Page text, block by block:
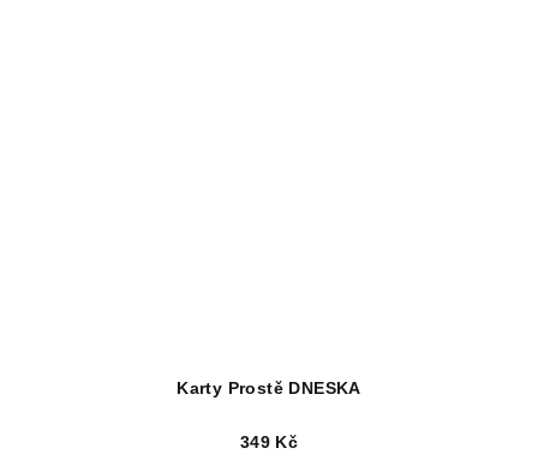
Karty Prostě DNESKA
349 Kč